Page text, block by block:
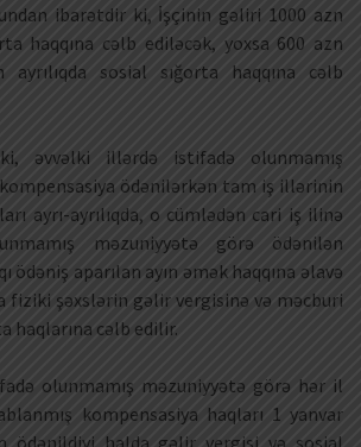
ibarətdir ki, İşçinin gəliri 1000 azn
haqqına cəlb ediləcək, yoxsa 600 azn
ayrılıqda sosial sığorta haqqına cəlb
əvvəlki illərdə istifadə olunmamış
ödənilərkən tam iş illərinin
ayrı-ayrılıqda, o cümlədən cari iş ilinə
məzuniyyətə görə ödənilən
ödəniş aparılan ayın əmək haqqına əlavə
fiziki şəxslərin gəlir vergisinə və məcburi
haqlarına cəlb edilir.
olunmamış məzuniyyətə görə hər il
kompensasiya haqları 1 yanvar
ödənildiyi halda gəlir vergisi və sosial